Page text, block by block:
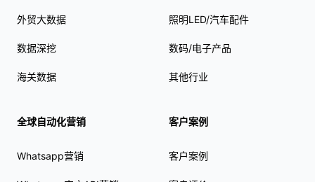
外贸大数据
数据深挖
海关数据
全球自动化营销
Whatsapp营销
照明LED/汽车配件
数码/电子产品
其他行业
客户案例
客户案例